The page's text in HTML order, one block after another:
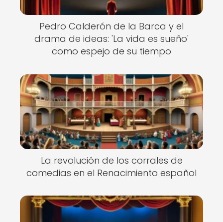
Pedro Calderón de la Barca y el
drama de ideas: 'La vida es sueño'
como espejo de su tiempo
La revolución de los corrales de
comedias en el Renacimiento español